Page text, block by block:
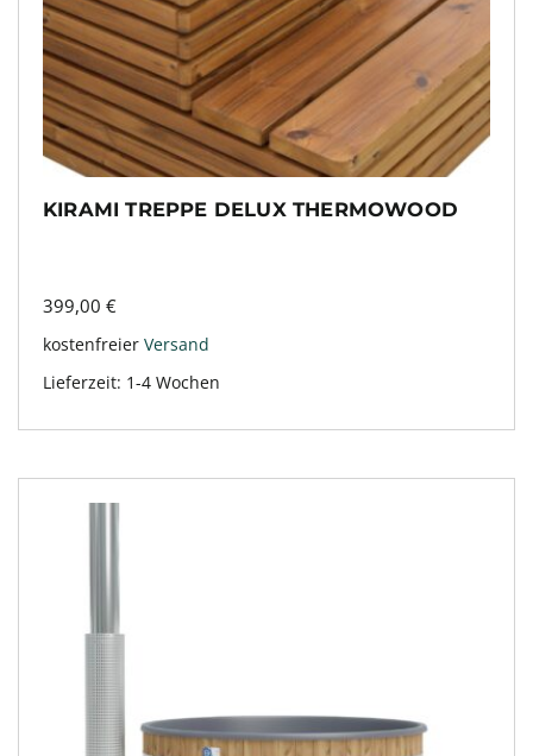
KIRAMI TREPPE DELUX THERMOWOOD
399,00 €
kostenfreier Versand
Lieferzeit: 1-4 Wochen